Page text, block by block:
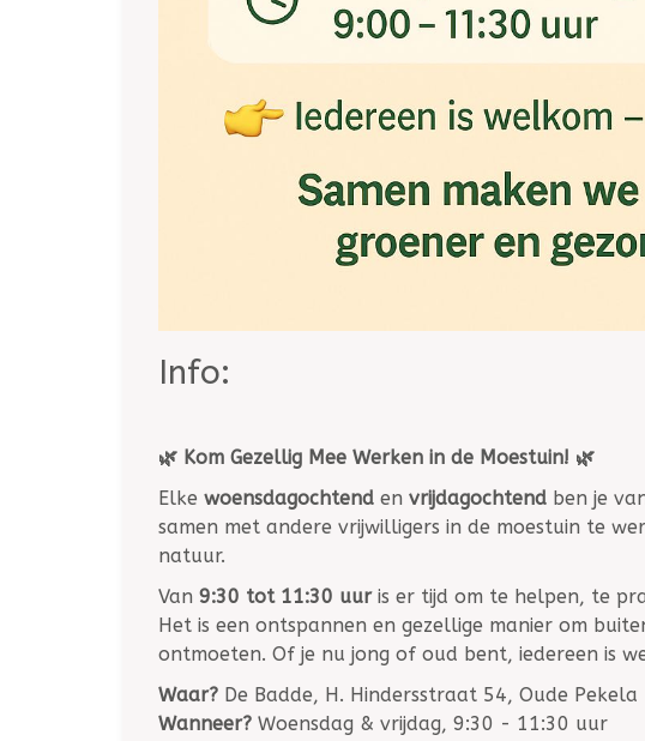
Info:
🌿 Kom Gezellig Mee Werken in de Moestuin! 🌿
Elke woensdagochtend en vrijdagochtend ben je
samen met andere vrijwilligers in de moestuin te
natuur.
Van 9:30 tot 11:30 uuris er tijd om te helpen, te
Het is een ontspannen en gezellige manier om
ontmoeten. Of je nu jong of oud bent, iedereen is
Waar? De Badde, H. Hindersstraat 54, Oude Pekela
Wanneer? Woensdag & vrijdag, 9:30 - 11:30 uur